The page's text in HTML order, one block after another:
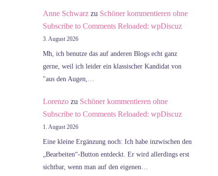
Anne Schwarz zu Schöner kommentieren ohne
Subscribe to Comments Reloaded: wpDiscuz
3. August 2026
Mh, ich benutze das auf anderen Blogs echt ganz
gerne, weil ich leider ein klassischer Kandidat von
"aus den Augen,…
Lorenzo zu Schöner kommentieren ohne
Subscribe to Comments Reloaded: wpDiscuz
1. August 2026
Eine kleine Ergänzung noch: Ich habe inzwischen den
„Bearbeiten“-Button entdeckt. Er wird allerdings erst
sichtbar, wenn man auf den eigenen…